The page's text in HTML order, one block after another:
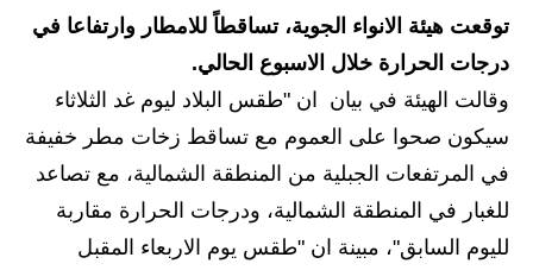
الاخبار السياسية
الاخبار الامنية
الاخبار الاقتصادية
الاخبار الرياضية
المدارس
توقعت هيئة الانواء الجوية، تساقطاً للامطار وارتفاعا في
درجات الحرارة خلال الاسبوع الحالي.
وقالت الهيئة في بيان ان "طقس البلاد ليوم غد الثلاثاء
سيكون صحوا على العموم مع تساقط زخات مطر خفيفة
في المرتفعات الجبلية من المنطقة الشمالية، مع تصاعد
للغبار في المنطقة الشمالية، ودرجات الحرارة مقاربة
لليوم السابق"، مبينة ان "طقس يوم الاربعاء المقبل